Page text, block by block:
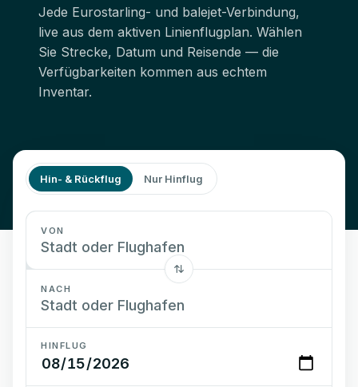
Jede Eurostarling- und balejet-Verbindung,
live aus dem aktiven Linienflugplan. Wählen
Sie Strecke, Datum und Reisende — die
Verfügbarkeiten kommen aus echtem
Inventar.
Hin- & Rückflug Nur Hinflug
VON
NACH
HINFLUG